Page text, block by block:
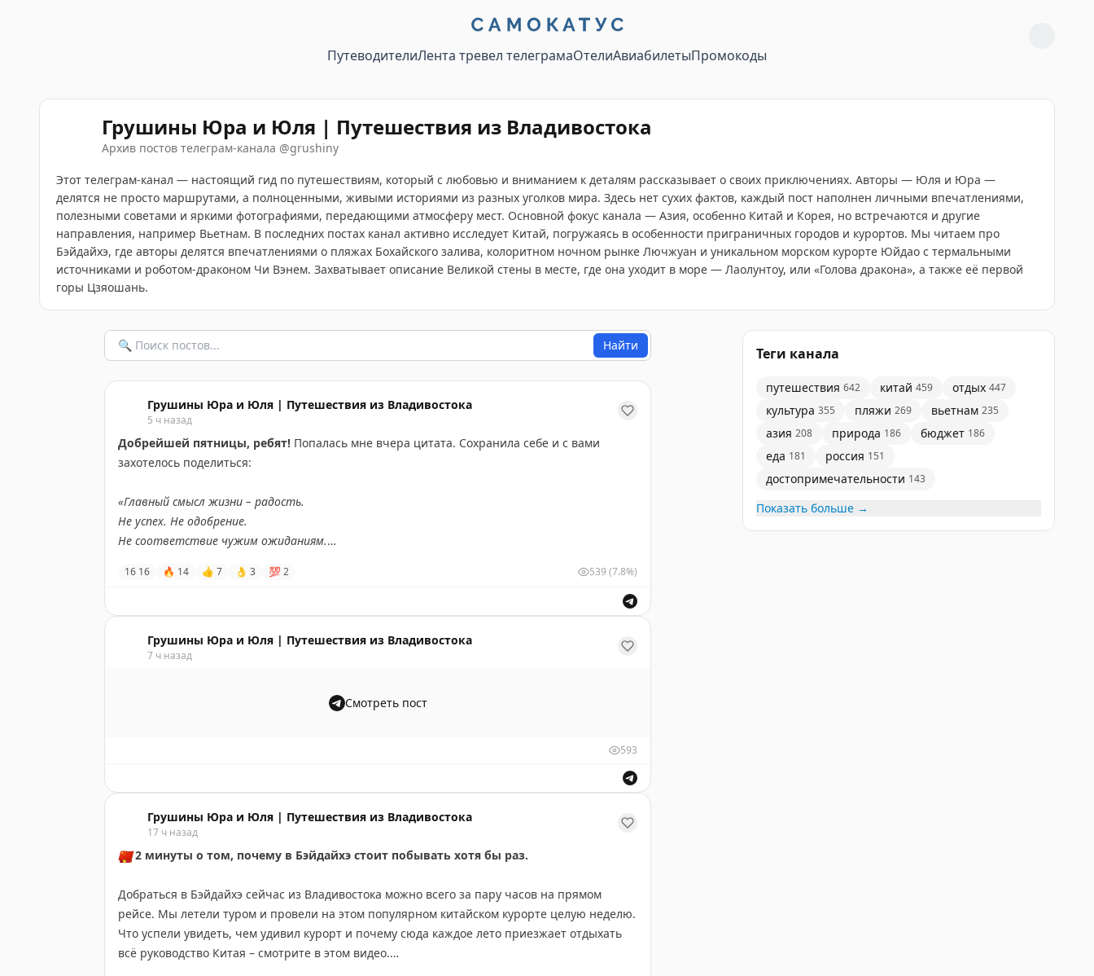
ПутеводителиЛента тревел телеграмаОтелиАвиабилетыПромокоды
Грушины Юра и Юля | Путешествия из Владивостока
Архив постов телеграм-канала @grushiny
Этот телеграм-канал — настоящий гид по путешествиям, который с любовью и вниманием к деталям рассказывает о своих приключениях. Авторы — Юля и Юра —
делятся не просто маршрутами, а полноценными, живыми историями из разных уголков мира. Здесь нет сухих фактов, каждый пост наполнен личными впечатлениями,
полезными советами и яркими фотографиями, передающими атмосферу мест. Основной фокус канала — Азия, особенно Китай и Корея, но встречаются и другие
направления, например Вьетнам. В последних постах канал активно исследует Китай, погружаясь в особенности приграничных городов и курортов. Мы читаем про
Бэйдайхэ, где авторы делятся впечатлениями о пляжах Бохайского залива, колоритном ночном рынке Лючжуан и уникальном морском курорте Юйдао с термальными
источниками и роботом-драконом Чи Вэнем. Захватывает описание Великой стены в месте, где она уходит в море — Лаолунтоу, или «Голова дракона», а также её первой
горы Цзяошань.
Найти
Грушины Юра и Юля | Путешествия из Владивостока
5 ч назад
Добрейшей пятницы, ребят! Попалась мне вчера цитата. Сохранила себе и с вами
захотелось поделиться:
«Главный смысл жизни – радость.
Не успех. Не одобрение.
Не соответствие чужим ожиданиям.
Пусть именно это станет вашим главным ориентиром при выборе людей, работы и
И ведь правда. Мы часто гонимся за галочками в списках, а радость откладываем на
потом – вот доделаю, вот доеду, вот тогда уже. А она в мелочах прячется: в утреннем чае
укатило куда-то без предупреждения. Но пятницу-то никто не отменял! Так что находим
Тёплой вам августовской пятницы, ребят. Радуйтесь!
💛Обняли,
16 16 🔥 14 👍 7 👌 3 💯 2 539 (7.8%)
Грушины Юра и Юля | Путешествия из Владивостока
7 ч назад
Смотреть пост
593
Грушины Юра и Юля | Путешествия из Владивостока
17 ч назад
🇨🇳2 минуты о том, почему в Бэйдайхэ стоит побывать хотя бы раз.
Добраться в Бэйдайхэ сейчас из Владивостока можно всего за пару часов на прямом
рейсе. Мы летели туром и провели на этом популярном китайском курорте целую неделю.
Что успели увидеть, чем удивил курорт и почему сюда каждое лето приезжает отдыхать
всё руководство Китая – смотрите в этом видео.
Теги канала
путешествия 642 китай 459 отдых 447
культура 355 пляжи 269 вьетнам 235
азия 208 природа 186 бюджет 186
еда 181 россия 151
достопримечательности 143
Показать больше →